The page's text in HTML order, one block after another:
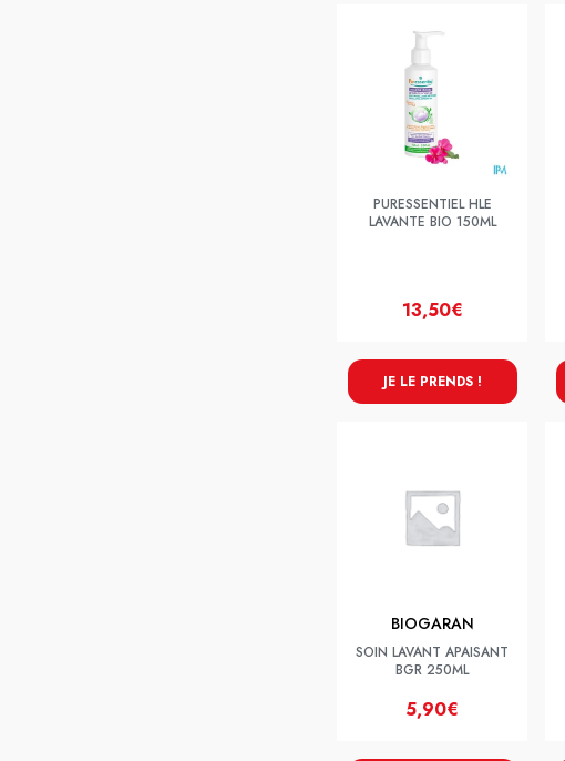
PURESSENTIEL HLE
LAVANTE BIO 150ML
13,50€
JE LE PRENDS !
BIOGARAN
SOIN LAVANT APAISANT
BGR 250ML
5,90€